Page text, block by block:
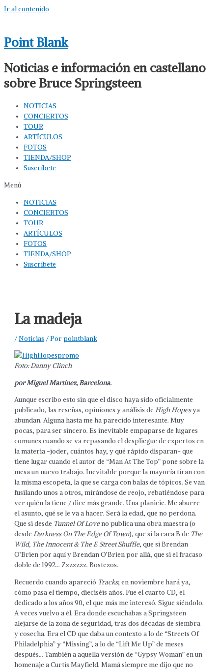
Ir al contenido
Point Blank
Noticias e información en castellano
sobre Bruce Springsteen
NOTICIAS
CONCIERTOS
TOUR
ARTÍCULOS
FOTOS
TIENDA/SHOP
Suscríbete
Menú
NOTICIAS
CONCIERTOS
TOUR
ARTÍCULOS
FOTOS
TIENDA/SHOP
Suscríbete
La madeja
/Noticias / Porpointblank
Foto: Danny Clinch
por Miguel Martínez, Barcelona.
Aunque escribo esto sin que el disco haya sido oficialmente
publicado, las reseñas, opiniones y análisis deHigh Hopesya
abundan. Alguna hasta me ha parecido interesante. Muy
pocas, para ser sincero. Es inevitable empaparse de lugares
comunes cuando se va repasando el despliegue de expertos en
la materia -joder, cuántos hay, y qué rápido disparan- que
tiene lugar cuando el autor de “Man At The Top” pone sobre la
mesa un nuevo trabajo. Inevitable porque la mayoría tiran con
la misma escopeta, la que se carga con balas de tópicos. Se van
fusilando unos a otros, mirándose de reojo, rebatiéndose para
ver quién la tiene / dice más grande. Una planicie. Me aburre
el asunto, qué se le va a hacer. Será la edad, que no perdona.
Que si desde Tunnel Of Loveno publica una obra maestra (o
desdeDarkness On The Edge Of Town), que si la cara B de The
Wild, The Innocent & The E Street Shuffle, que si Brendan
O’Brien por aquí y Brendan O’Brien por allá, que si el fracaso
doble de 1992… Zzzzzzz. Bostezos.
Recuerdo cuando apareció Tracks; en noviembre hará ya,
cómo pasa el tiempo, dieciséis años. Fue el cuarto CD, el
dedicado a los años 90, el que más me interesó. Sigue siéndolo.
A veces vuelvo a él. Era donde escuchabas a Springsteen
alejarse de la zona de seguridad, tras dos décadas de siembra
y cosecha. Era el CD que daba un contexto a lo de “Streets Of
Philadelphia” y “Missing”, a lo de “Lift Me Up” de meses
después… También a aquella versión de “Gypsy Woman” en un
homenaje a Curtis Mayfield. Mamá siempre me dijo que no